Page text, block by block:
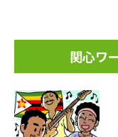
関心ワ